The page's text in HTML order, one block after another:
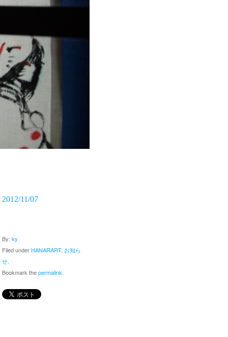
2012/11/07
By: ky
Filed under HANARART, お知ら
せ
Bookmark thepermalink